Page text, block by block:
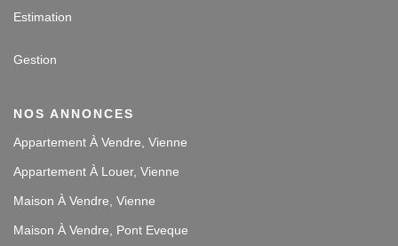
Estimation
Gestion
NOS ANNONCES
Appartement À Vendre, Vienne
Appartement À Louer, Vienne
Maison À Vendre, Vienne
Maison À Vendre, Pont Eveque